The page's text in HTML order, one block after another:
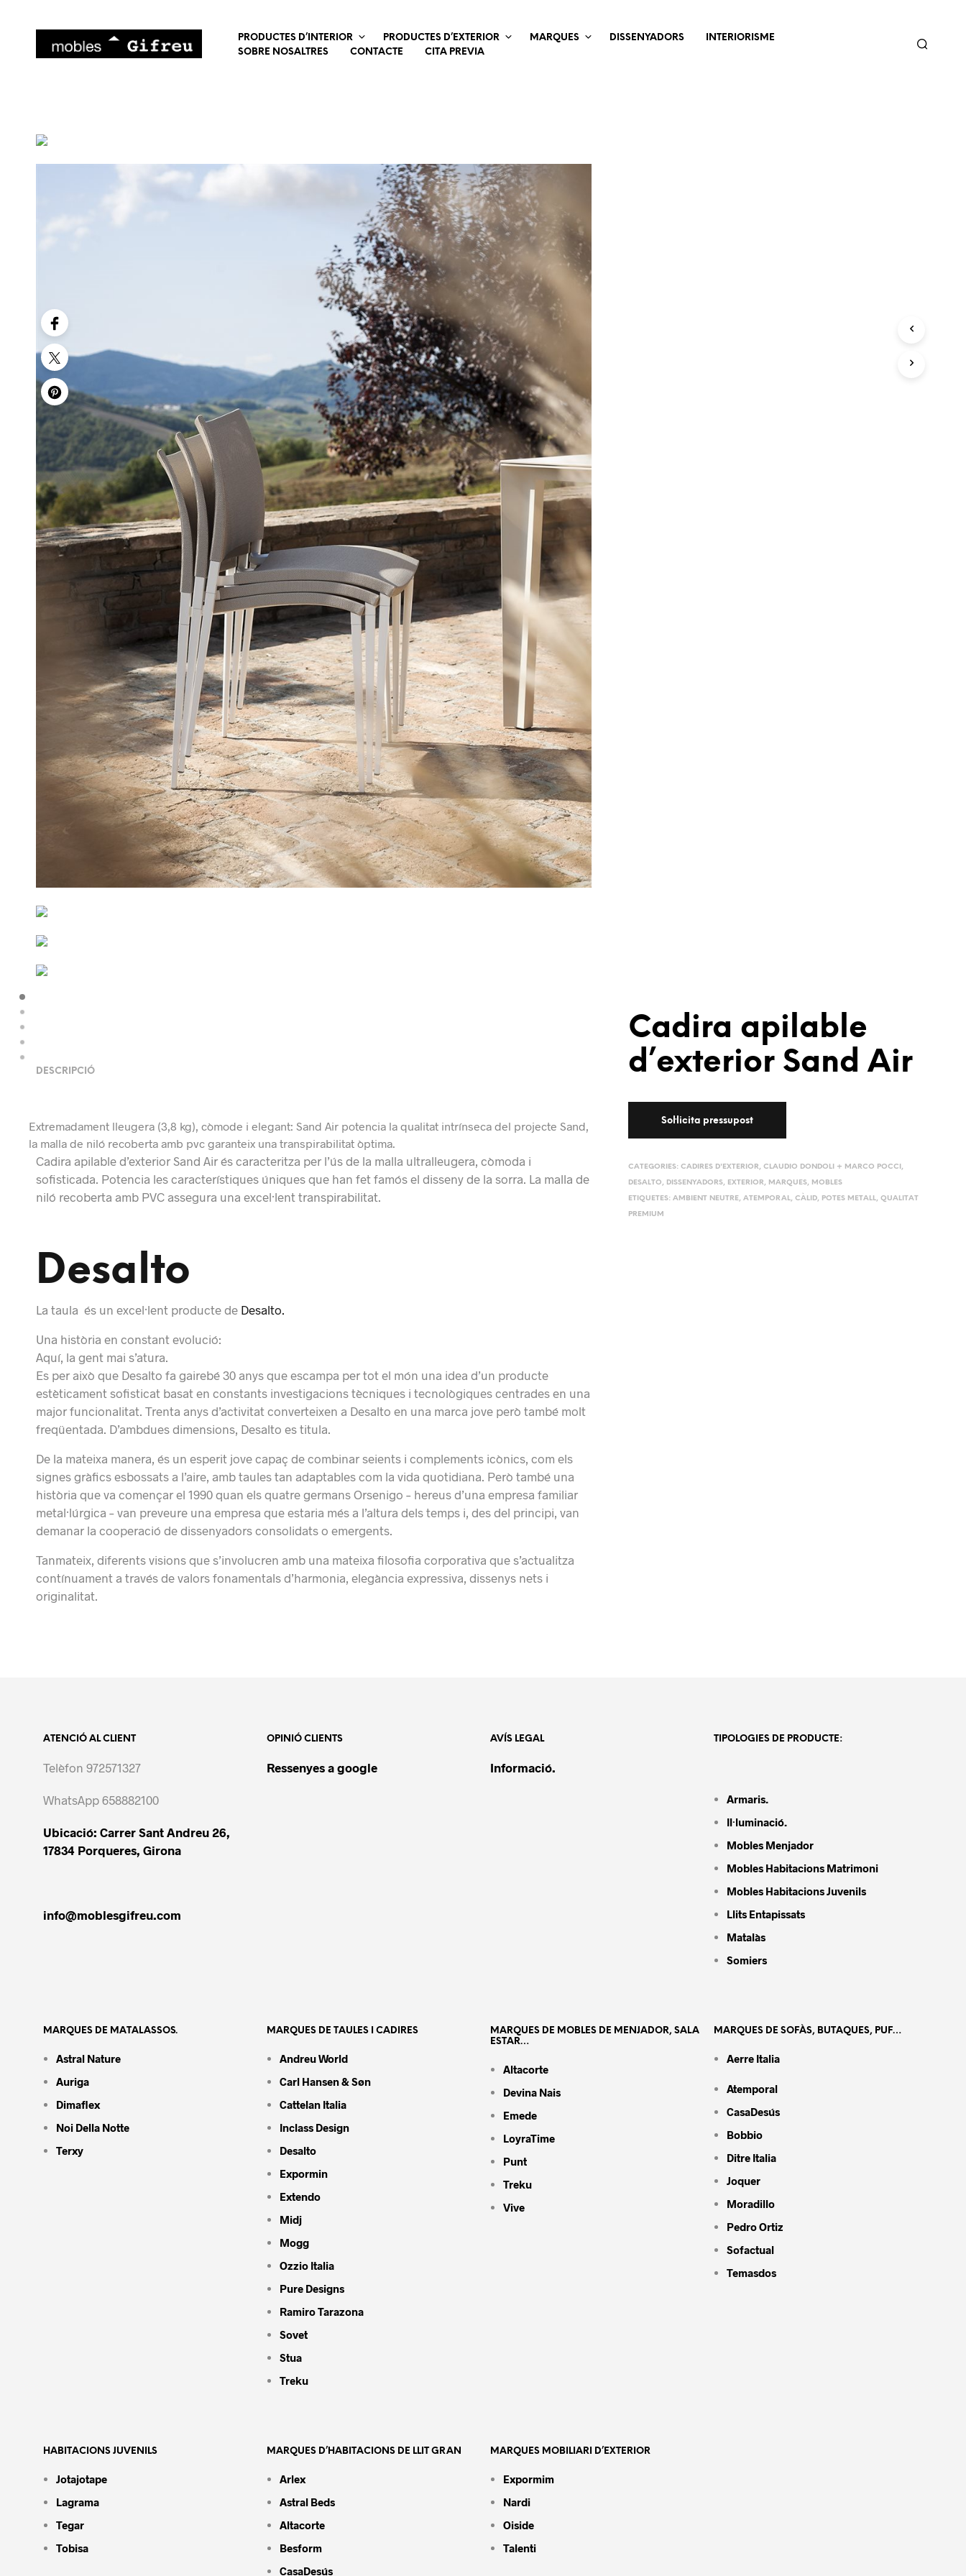
PRODUCTES D’INTERIOR PRODUCTES D’EXTERIOR MARQUES DISSENYADORS
INTERIORISME
SOBRE NOSALTRES
CONTACTE CITA PREVIA
Cadira apilable
d’exterior Sand Air
CATEGORIES: CADIRES D'EXTERIOR, CLAUDIO DONDOLI + MARCO POCCI ,
DESALTO, DISSENYADORS, EXTERIOR, MARQUES, MOBLES
ETIQUETES: AMBIENT NEUTRE, ATEMPORAL, CÀLID, POTES METALL, QUALITAT
PREMIUM
DESCRIPCIÓ
Extremadament lleugera (3,8 kg), còmode i elegant: Sand Air potencia la qualitat intrínseca del projecte Sand,
la malla de niló recoberta amb pvc garanteix una transpirabilitat òptima.
Cadira apilable d’exterior Sand Air és caracteritza per l’ús de la malla ultralleugera, còmoda i
sofisticada. Potencia les característiques úniques que han fet famós el disseny de la sorra. La malla de
niló recoberta amb PVC assegura una excel·lent transpirabilitat.
Desalto
La taula és un excel·lent producte de Desalto.
Una història en constant evolució:
Aquí, la gent mai s’atura.
Es per això que Desalto fa gairebé 30 anys que escampa per tot el món una idea d’un producte
estèticament sofisticat basat en constants investigacions tècniques i tecnològiques centrades en una
major funcionalitat. Trenta anys d’activitat converteixen a Desalto en una marca jove però també molt
freqüentada. D’ambdues dimensions, Desalto es titula.
De la mateixa manera, és un esperit jove capaç de combinar seients i complements icònics, com els
signes gràfics esbossats a l’aire, amb taules tan adaptables com la vida quotidiana. Però també una
història que va començar el 1990 quan els quatre germans Orsenigo – hereus d’una empresa familiar
metal·lúrgica – van preveure una empresa que estaria més a l’altura dels temps i, des del principi, van
demanar la cooperació de dissenyadors consolidats o emergents.
Tanmateix, diferents visions que s’involucren amb una mateixa filosofia corporativa que s’actualitza
contínuament a través de valors fonamentals d’harmonia, elegància expressiva, dissenys nets i
originalitat.
ATENCIÓ AL CLIENT
Telèfon 972571327
WhatsApp 658882100
Ubicació: Carrer Sant Andreu 26,
17834 Porqueres, Girona
info@moblesgifreu.com
OPINIÓ CLIENTS
Ressenyes a google
AVÍS LEGAL
Informació.
TIPOLOGIES DE PRODUCTE:
Armaris.
Il·luminació.
Mobles Menjador
Mobles Habitacions Matrimoni
Mobles Habitacions Juvenils
Llits Entapissats
Matalàs
Somiers
MARQUES DE MATALASSOS.
Astral Nature
Auriga
Dimaflex
Noi Della Notte
Terxy
MARQUES DE TAULES I CADIRES
Andreu World
Carl Hansen & Søn
Cattelan Italia
Inclass Design
Desalto
Expormin
Extendo
Midj
Mogg
Ozzio Italia
Pure Designs
Ramiro Tarazona
Sovet
Stua
Treku
MARQUES DE MOBLES DE MENJADOR, SALA
ESTAR…
Altacorte
Devina Nais
Emede
LoyraTime
Punt
Treku
Vive
MARQUES DE SOFÀS, BUTAQUES, PUF…
Aerre Italia
Atemporal
CasaDesús
Bobbio
Ditre Italia
Joquer
Moradillo
Pedro Ortiz
Sofactual
Temasdos
HABITACIONS JUVENILS
Jotajotape
Lagrama
Tegar
Tobisa
MARQUES D’HABITACIONS DE LLIT GRAN
Arlex
Astral Beds
Altacorte
Besform
CasaDesús
MARQUES MOBILIARI D’EXTERIOR
Expormim
Nardi
Oiside
Talenti